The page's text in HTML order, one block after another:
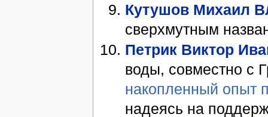
Кутушов Михаил
сверхмутным
Петрик Виктор
воды, совместно с
накопленный опыт
надеясь на